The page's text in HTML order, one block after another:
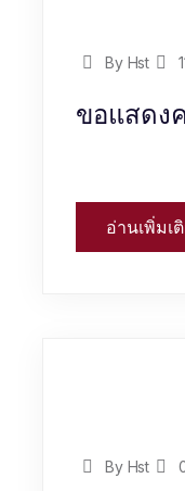
By Hst
ขอแสดง
อ่านเพิ่มเ
By Hst